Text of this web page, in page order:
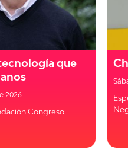
que
2026
Congreso